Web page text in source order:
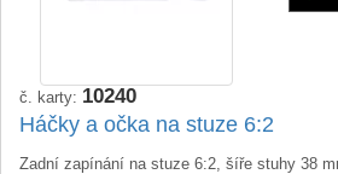
č. karty: 10240
Háčky a očka na stuze 6:2
Zadní zapínání na stuze 6:2, šíře stuhy 38